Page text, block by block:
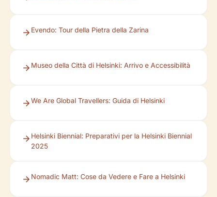
Evendo: Tour della Pietra della Zarina
Museo della Città di Helsinki: Arrivo e Accessibilità
We Are Global Travellers: Guida di Helsinki
Helsinki Biennial: Preparativi per la Helsinki Biennial
2025
Nomadic Matt: Cose da Vedere e Fare a Helsinki